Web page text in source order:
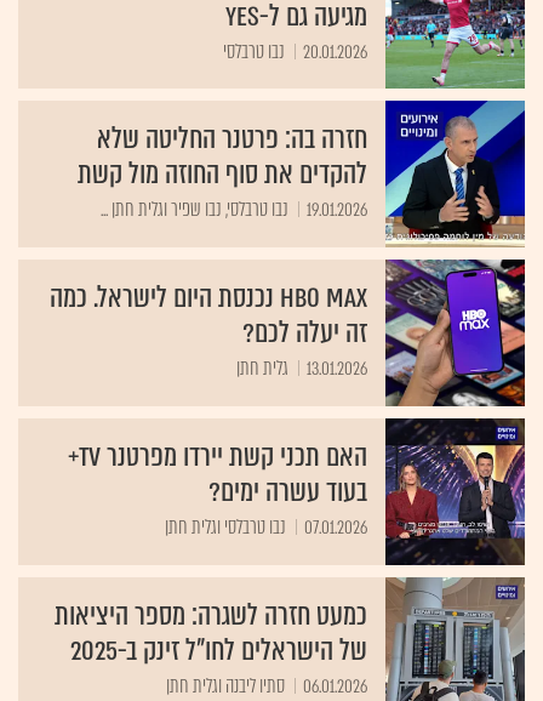
מגיעה גם ל-yes
20.01.2026 נבו טרבלסי
חזרה בה: פרטנר החליטה שלא
להקדים את סוף החוזה מול קשת
19.01.2026 נבו טרבלסי, נבו שפיר וגלית חתן ...
HBO MAX נכנסת היום לישראל. כמה
זה יעלה לכם?
13.01.2026 גלית חתן
האם תכני קשת יירדו מפרטנר tv+
בעוד עשרה ימים?
07.01.2026 נבו טרבלסי וגלית חתן
כמעט חזרה לשגרה: מספר היציאות
של הישראלים לחו"ל זינק ב-2025
06.01.2026 סתיו ליבנה וגלית חתן